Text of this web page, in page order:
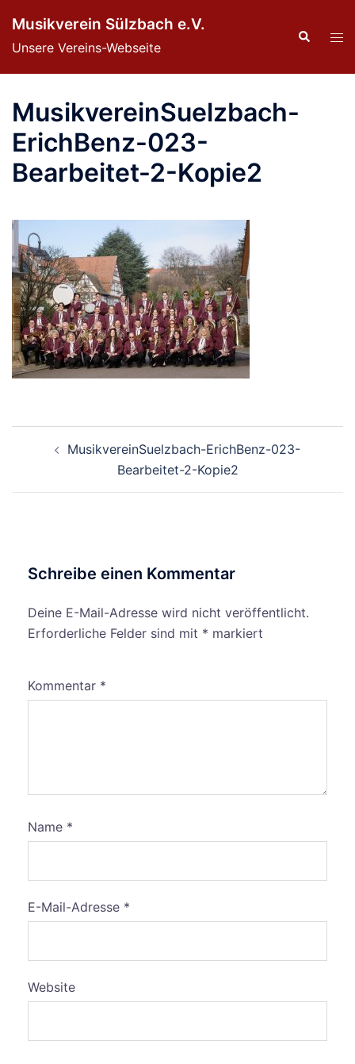
Inhalt
springen
Musikverein Sülzbach e.V.
Unsere Vereins-Webseite
Suche
MusikvereinSuelzbach-
ErichBenz-023-
Bearbeitet-2-Kopie2
MusikvereinSuelzbach-ErichBenz-023-
Bearbeitet-2-Kopie2
Schreibe einen Kommentar
Deine E-Mail-Adresse wird nicht veröffentlicht.
Erforderliche Felder sind mit * markiert
Kommentar *
Name *
E-Mail-Adresse *
Website